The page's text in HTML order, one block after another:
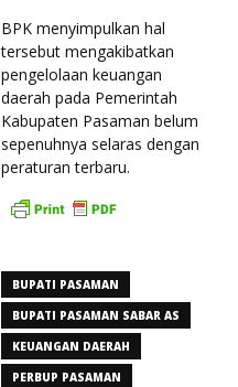
BPK menyimpulkan hal
tersebut mengakibatkan
pengelolaan keuangan
daerah pada Pemerintah
Kabupaten Pasaman belum
sepenuhnya selaras dengan
peraturan terbaru.
BUPATI PASAMAN
BUPATI PASAMAN SABAR AS
KEUANGAN DAERAH
PERBUP PASAMAN